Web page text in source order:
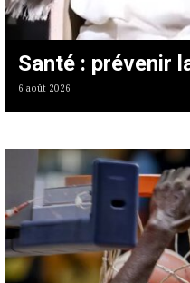
Santé : prévenir
6 août 2026